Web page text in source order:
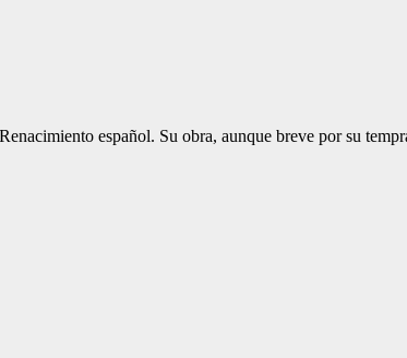
español. Su obra, aunque breve por su